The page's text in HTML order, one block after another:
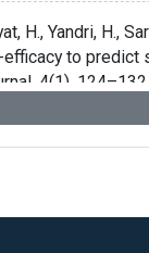
H., Yandri, H.,
to predict
4(1), 124–132.
Simulations to